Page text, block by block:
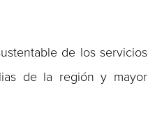
de los servicios
de la región y mayor